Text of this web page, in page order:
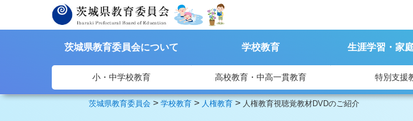
茨城県教育委員会について 学校教育 生涯学習・家
小・中学校教育 高校教育・中高一貫教育 特別支援
茨城県教育委員会 >学校教育 > 人権教育 > 人権教育視聴覚教材DVDのご紹介